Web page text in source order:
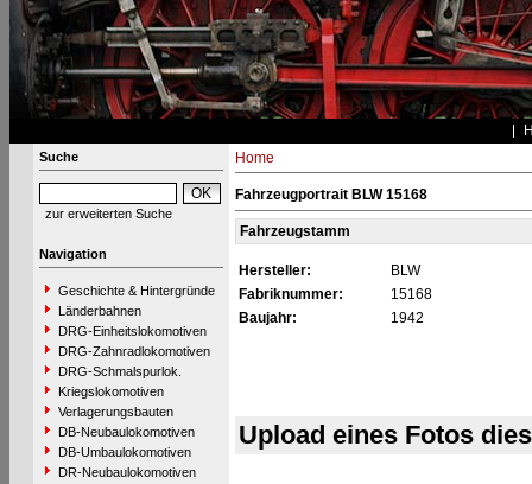
Suche
zur erweiterten Suche
Navigation
Geschichte & Hintergründe
Länderbahnen
DRG-Einheitslokomotiven
DRG-Zahnradlokomotiven
DRG-Schmalspurlok.
Kriegslokomotiven
Verlagerungsbauten
DB-Neubaulokomotiven
DB-Umbaulokomotiven
DR-Neubaulokomotiven
Home
Fahrzeugportrait BLW 15168
Fahrzeugstamm
Hersteller:
BLW
Fabriknummer:
15168
Baujahr:
1942
Upload eines Fotos